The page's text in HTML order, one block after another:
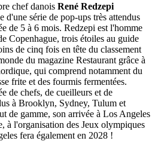
chef danois René Redzepi
d'une série de pop-ups très attendus
de 5 à 6 mois. Redzepi est l'homme
Copenhague, trois étoiles au guide
de cinq fois en tête du classement
du magazine Restaurant grâce à
qui comprend notamment du
frite et des fourmis fermentées.
de chefs, de cueilleurs et de
à Brooklyn, Sydney, Tulum et
de gamme, son arrivée à Los Angeles
à l'organisation des Jeux olympiques
fera également en 2028 !